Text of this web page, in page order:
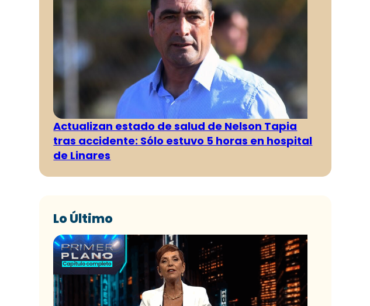
Actualizan estado de salud de Nelson Tapia
tras accidente: Sólo estuvo 5 horas en hospital
de Linares
Lo Último